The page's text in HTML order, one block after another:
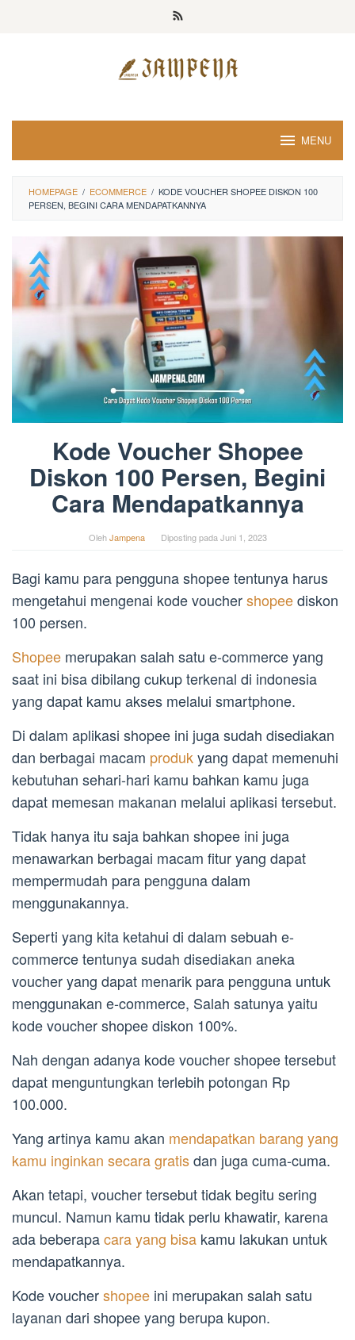
MENU
HOMEPAGE / ECOMMERCE / KODE VOUCHER SHOPEE DISKON 100
PERSEN, BEGINI CARA MENDAPATKANNYA
Kode Voucher Shopee
Diskon 100 Persen, Begini
Cara Mendapatkannya
OlehJampena Diposting pada Juni 1, 2023
Bagi kamu para pengguna shopee tentunya harus
mengetahui mengenai kode vouchershopeediskon
100 persen.
Shopee merupakan salah satu e-commerce yang
saat ini bisa dibilang cukup terkenal di indonesia
yang dapat kamu akses melalui smartphone.
Di dalam aplikasi shopee ini juga sudah disediakan
dan berbagai macam produkyang dapat memenuhi
kebutuhan sehari-hari kamu bahkan kamu juga
dapat memesan makanan melalui aplikasi tersebut.
Tidak hanya itu saja bahkan shopee ini juga
menawarkan berbagai macam fitur yang dapat
mempermudah para pengguna dalam
menggunakannya.
Seperti yang kita ketahui di dalam sebuah e-
commerce tentunya sudah disediakan aneka
voucher yang dapat menarik para pengguna untuk
menggunakan e-commerce, Salah satunya yaitu
kode voucher shopee diskon 100%.
Nah dengan adanya kode voucher shopee tersebut
dapat menguntungkan terlebih potongan Rp
100.000.
Yang artinya kamu akan mendapatkan barang yang
kamu inginkan secara gratisdan juga cuma-cuma.
Akan tetapi, voucher tersebut tidak begitu sering
muncul. Namun kamu tidak perlu khawatir, karena
ada beberapacara yang bisa kamu lakukan untuk
mendapatkannya.
Kode vouchershopee ini merupakan salah satu
layanan dari shopee yang berupa kupon.